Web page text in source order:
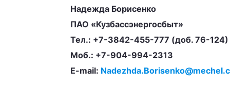
Надежда Борисенко
ПАО «Кузбассэнергосбыт»
Тел.: +7-3842-455-777 (доб. 76-124)
Моб.: +7-904-994-2313
E-mail: